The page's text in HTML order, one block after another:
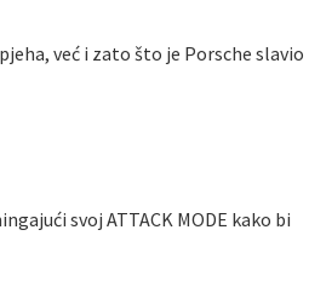
već i zato što je Porsche slavio
svoj ATTACK MODE kako bi